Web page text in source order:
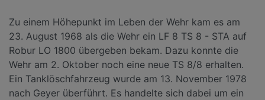
Zu einem Höhepunkt im Leben der Wehr kam es am
23. August 1968 als die Wehr ein LF 8 TS 8 - STA auf
Robur LO 1800 übergeben bekam. Dazu konnte die
Wehr am 2. Oktober noch eine neue TS 8/8 erhalten.
Ein Tanklöschfahrzeug wurde am 13. November 1978
nach Geyer überführt. Es handelte sich dabei um ein